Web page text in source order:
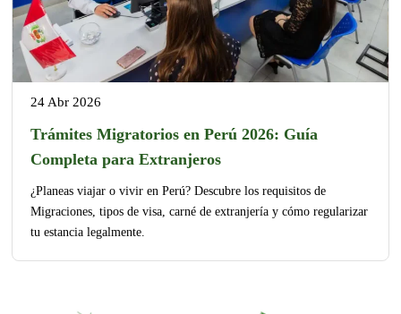
24 Abr 2026
Trámites Migratorios en Perú 2026: Guía
Completa para Extranjeros
¿Planeas viajar o vivir en Perú? Descubre los requisitos de
Migraciones, tipos de visa, carné de extranjería y cómo regularizar
tu estancia legalmente.